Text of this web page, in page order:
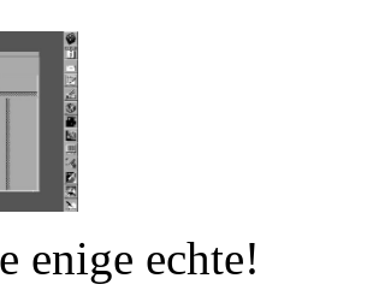
enige echte!